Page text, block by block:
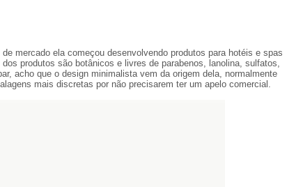
mercado ela começou desenvolvendo produtos para hotéis e spas
produtos são botânicos e livres de parabenos, lanolina, sulfatos,
acho que o design minimalista vem da origem dela, normalmente
mais discretas por não precisarem ter um apelo comercial.